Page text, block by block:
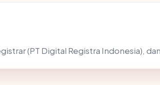
(PT Digital Registra Indonesia),